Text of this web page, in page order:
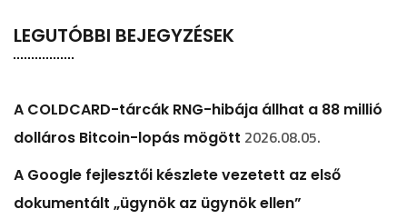
LEGUTÓBBI BEJEGYZÉSEK
A COLDCARD-tárcák RNG-hibája állhat a 88 millió
dolláros Bitcoin-lopás mögött 2026.08.05.
A Google fejlesztői készlete vezetett az első
dokumentált „ügynök az ügynök ellen”